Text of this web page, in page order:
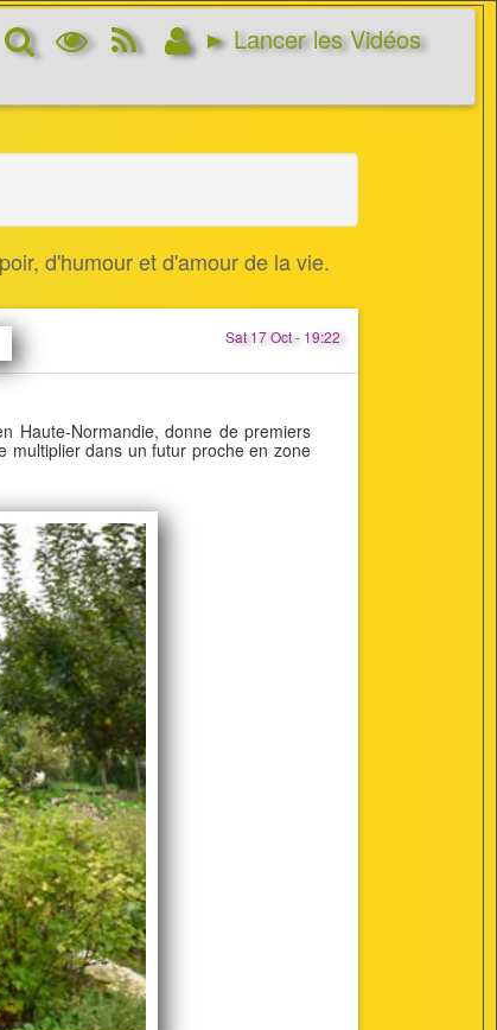
► Lancer les Vidéos
Rechercher
Options
d’affichage
RSS
Feed
Connexion
d'humour et d'amour de la vie.
Sat 17 Oct - 19:22
Haute-Normandie, donne de premiers
multiplier dans un futur proche en zone